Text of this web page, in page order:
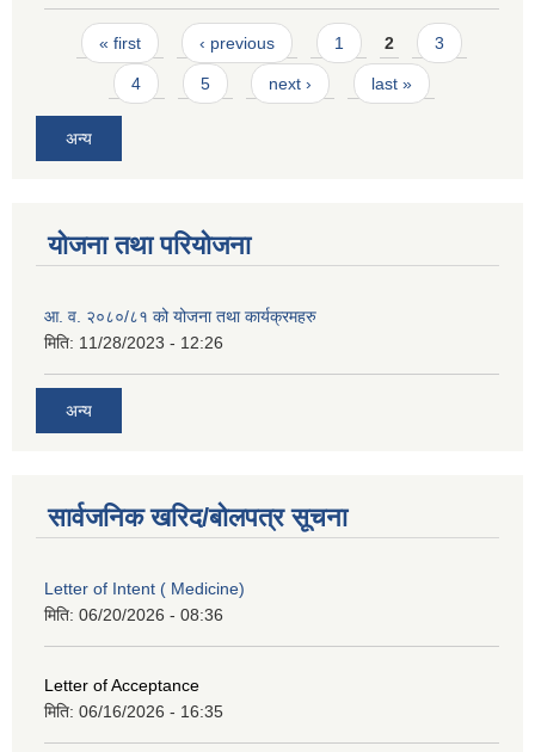
Pages
« first ‹ previous 1 2 3
4 5 next › last »
अन्य
योजना तथा परियोजना
आ. व. २०८०/८१ को योजना तथा कार्यक्रमहरु
मिति: 11/28/2023 - 12:26
अन्य
सार्वजनिक खरिद/बोलपत्र सूचना
Letter of Intent ( Medicine)
मिति: 06/20/2026 - 08:36
Letter of Acceptance
मिति: 06/16/2026 - 16:35